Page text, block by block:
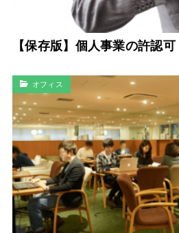
【保存版】個人事業の許認
オフィス